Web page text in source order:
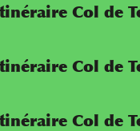
Col de
Col de
Col de
20:39
)